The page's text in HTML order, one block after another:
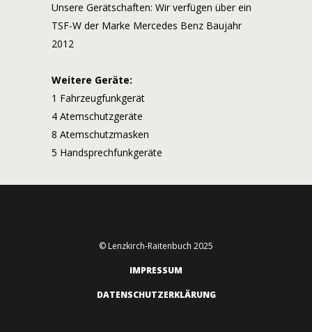
Unsere Gerätschaften: Wir verfügen über ein
TSF-W der Marke Mercedes Benz Baujahr
2012
Weitere Geräte:
1 Fahrzeugfunkgerät
4 Atemschutzgeräte
8 Atemschutzmasken
5 Handsprechfunkgeräte
© Lenzkirch-Raitenbuch 2025
IMPRESSUM
DATENSCHUTZERKLÄRUNG